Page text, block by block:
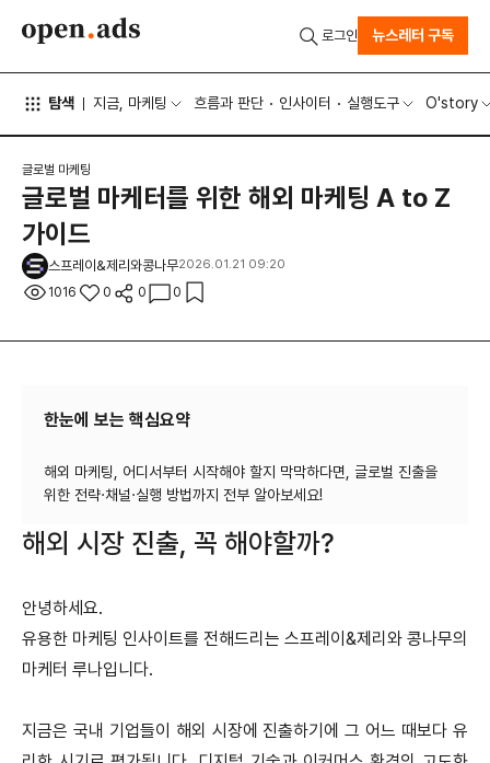
탐색 지금, 마케팅 흐름과 판단 인사이터 실행도구 O'story
로그인 뉴스레터 구독
글로벌 마케팅
글로벌 마케터를 위한 해외 마케팅 A to Z
가이드
스프레이&제리와콩나무2026.01.21 09:20
1016 0 0 0
한눈에 보는 핵심요약
해외 마케팅, 어디서부터 시작해야 할지 막막하다면, 글로벌 진출을
해외 시장 진출, 꼭 해야할까?
안녕하세요.
유용한 마케팅 인사이트를 전해드리는 스프레이&제리와 콩나무의
마케터 루나입니다.
지금은 국내 기업들이 해외 시장에 진출하기에 그 어느 때보다 유